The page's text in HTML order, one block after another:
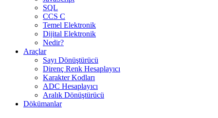
SQL
CCS C
Temel Elektronik
Dijital Elektronik
Nedir?
Araçlar
Sayı Dönüştürücü
Direnç Renk Hesaplayıcı
Karakter Kodları
ADC Hesaplayıcı
Aralık Dönüştürücü
Dökümanlar